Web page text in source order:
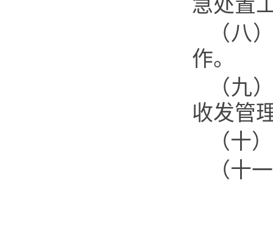
急处置
（八
作。
（九
收发管
（十
（十